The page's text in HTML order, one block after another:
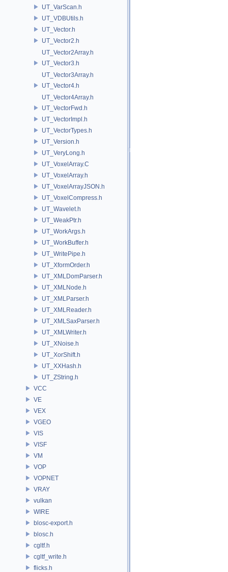
UT_VarScan.h
UT_VDBUtils.h
UT_Vector.h
UT_Vector2.h
UT_Vector2Array.h
UT_Vector3.h
UT_Vector3Array.h
UT_Vector4.h
UT_Vector4Array.h
UT_VectorFwd.h
UT_VectorImpl.h
UT_VectorTypes.h
UT_Version.h
UT_VeryLong.h
UT_VoxelArray.C
UT_VoxelArray.h
UT_VoxelArrayJSON.h
UT_VoxelCompress.h
UT_Wavelet.h
UT_WeakPtr.h
UT_WorkArgs.h
UT_WorkBuffer.h
UT_WritePipe.h
UT_XformOrder.h
UT_XMLDomParser.h
UT_XMLNode.h
UT_XMLParser.h
UT_XMLReader.h
UT_XMLSaxParser.h
UT_XMLWriter.h
UT_XNoise.h
UT_XorShift.h
UT_XXHash.h
UT_ZString.h
VCC
VE
VEX
VGEO
VIS
VISF
VM
VOP
VOPNET
VRAY
vulkan
WIRE
blosc-export.h
blosc.h
cgltf.h
cgltf_write.h
flicks.h